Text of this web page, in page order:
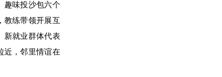
趣味投沙包六个
教练带领开展互
新就业群体代表
近，邻里情谊在